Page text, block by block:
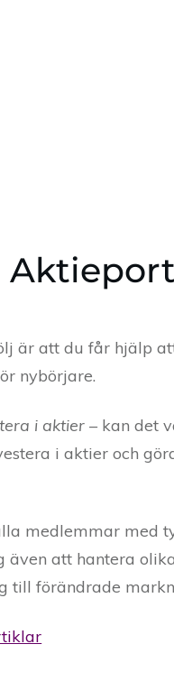
är att du får hjälp
nybörjare.
i aktier – kan det
i aktier och
medlemmar med
att hantera
till förändrade